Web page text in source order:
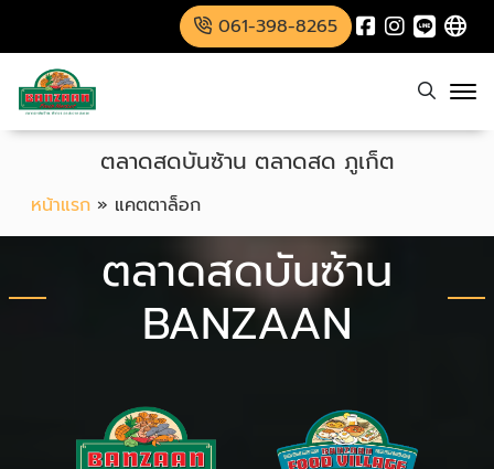
061-398-8265
หน้าแรก » แคตตาล็อก
ตลาดสดบันซ้าน ตลาดสด ภูเก็ต
ตลาดสดบันซ้าน
BANZAAN